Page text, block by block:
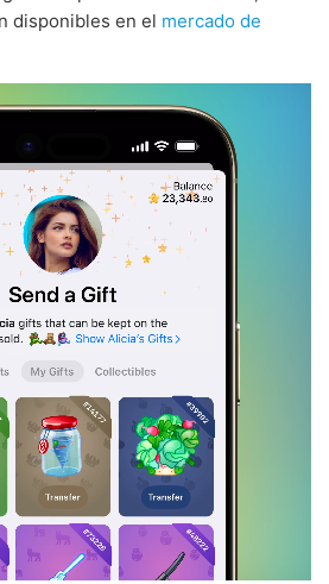
disponibles en el mercado de